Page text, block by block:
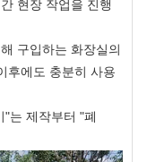
현장 작업을 진행
구입하는 화장실의
후에도 충분히 사용
"는 제작부터 "폐